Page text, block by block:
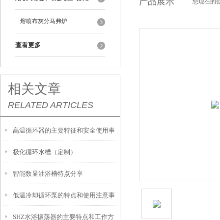
熔喷布灰分马弗炉
查看更多
相关文章
RELATED ARTICLES
高温循环器的主要特征和安全使用事
项
极化循环水槽（定制）
智能数显油浴槽特点分享
低温冷却循环泵的特点和使用注意事
项
SHZ水浴振荡器的主要特点和工作方
您现在的